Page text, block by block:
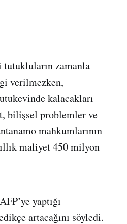
tutukluların zamanla
verilmezken,
kalacakları
bilişsel problemler ve
mahkumlarının
maliyet 450 milyon
yaptığı
artacağını söyledi.